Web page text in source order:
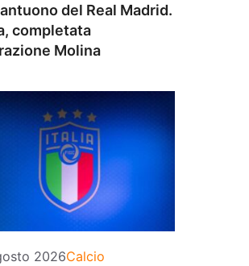
del Real Madrid.
completata
Molina
2026Categorie
Calcio